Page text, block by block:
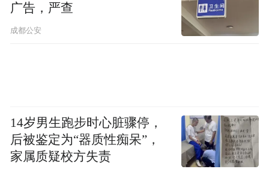
广告，严查
成都公安
14岁男生跑步时心脏骤停，
后被鉴定为“器质性痴呆”，
家属质疑校方失责